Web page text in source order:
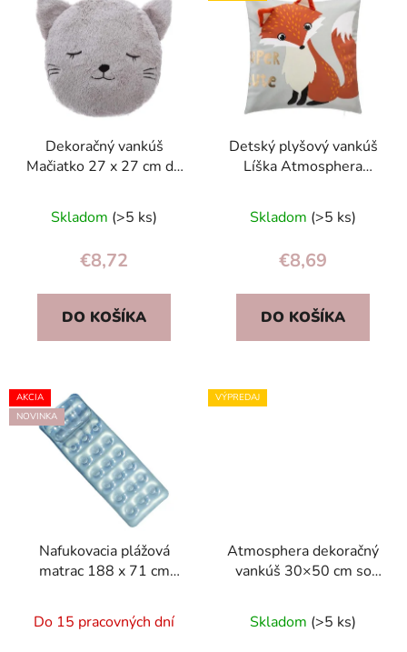
Dekoračný vankúš
Mačiatko 27 x 27 cm do
Atmosphera For Kids
Skladom (>5 ks)
€8,72
DO KOŠÍKA
Detský plyšový vankúš
Líška Atmosphera
bavlnený darček pre
dieťa
Skladom (>5 ks)
€8,69
DO KOŠÍKA
AKCIA
NOVINKA
Nafukovacia plážová
matrac 188 x 71 cm
Do 15 pracovných dní
VÝPREDAJ
Atmosphera dekoračný
vankúš 30×50 cm so
jemný geometrický vzor
Skladom (>5 ks)